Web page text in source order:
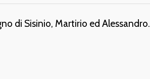
di Sisinio, Martirio ed Alessandro.